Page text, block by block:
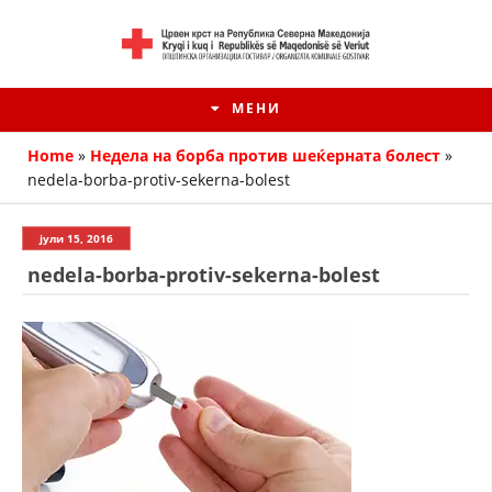
МЕНИ
HISTORIA E KRYQIT TË KUQ
ИСТОРИЈАТ НА ДВИЖЕЊЕТО
Home » Недела на борба против шеќерната болест »
nedela-borba-protiv-sekerna-bolest
јули 15, 2016
nedela-borba-protiv-sekerna-bolest